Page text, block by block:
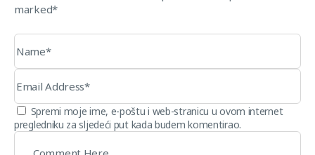
marked*
Spremi moje ime, e-poštu i web-stranicu u ovom internet
pregledniku za sljedeći put kada budem komentirao.